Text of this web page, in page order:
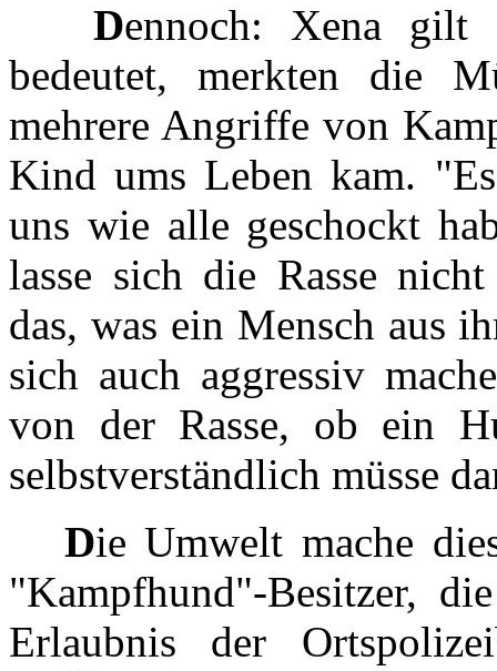
Dennoch: Xena gilt
bedeutet, merkten die
mehrere Angriffe von
Kind ums Leben kam.
uns wie alle geschockt
lasse sich die Rasse
das, was ein Mensch aus
sich auch aggressiv
von der Rasse, ob ein
selbstverständlich müsse
Die Umwelt mache
"Kampfhund"-Besitzer,
Erlaubnis der